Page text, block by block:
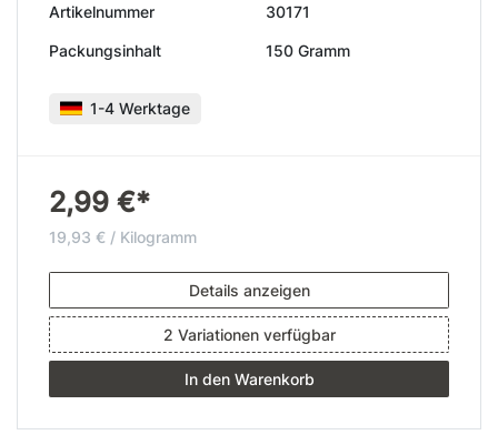
Artikelnummer 30171
Packungsinhalt 150 Gramm
1-4 Werktage
2,99 €*
19,93 € / Kilogramm
Details anzeigen
2 Variationen verfügbar
In den Warenkorb